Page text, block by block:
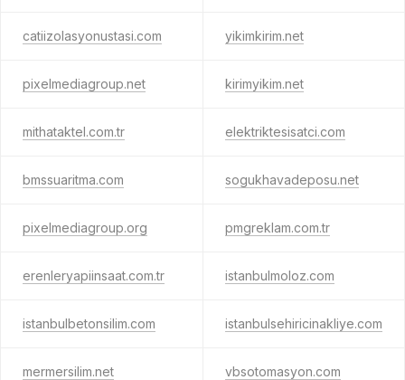
catiizolasyonustasi.com yikimkirim.net
pixelmediagroup.net kirimyikim.net
mithataktel.com.tr elektriktesisatci.com
bmssuaritma.com sogukhavadeposu.net
pixelmediagroup.org pmgreklam.com.tr
erenleryapiinsaat.com.tr istanbulmoloz.com
istanbulbetonsilim.com istanbulsehiricinakliye.com
mermersilim.net vbsotomasyon.com